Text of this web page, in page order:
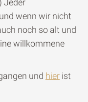
Jeder
wenn wir nicht
noch so alt und
willkommene
und hier ist